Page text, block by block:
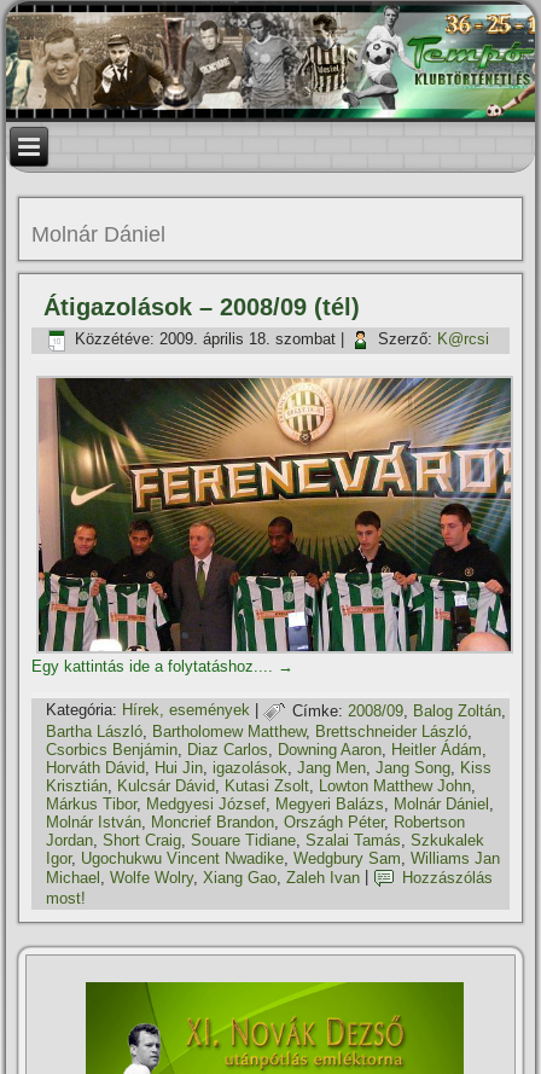
Molnár Dániel
Átigazolások – 2008/09 (tél)
Közzétéve: 2009. április 18. szombat Szerző: K@rcsi
Egy kattintás ide a folytatáshoz.... →
Kategória: Hí­rek, események | Címke: 2008/09 Balog Zoltán
Bartha László, Bartholomew Matthew, Brettschneider László,
Csorbics Benjámin, Diaz Carlos, Downing Aaron, Heitler Ádám,
Horváth Dávid, Hui Jin,igazolások,Jang Men,Jang Song, Kiss
Krisztián, Kulcsár Dávid, Kutasi Zsolt, Lowton Matthew John,
Márkus Tibor, Medgyesi József, Megyeri Balázs, Molnár Dániel ,
Molnár István, Moncrief Brandon,Országh Péter, Robertson
Jordan,Short Craig,Souare Tidiane,Szalai Tamás,Szkukalek
Igor, Ugochukwu Vincent Nwadike,Wedgbury Sam,Williams Jan
Michael
,Wolfe Wolry,Xiang Gao ,Zaleh Ivan
Hozzászólás
most!